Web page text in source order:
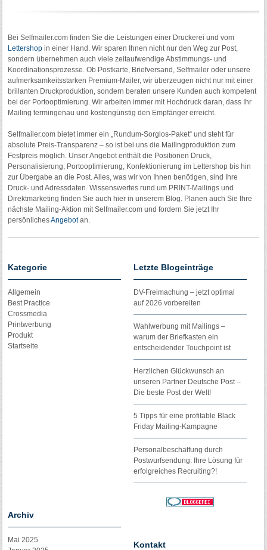
Bei Selfmailer.com finden Sie die Leistungen einer Druckerei und vom
Lettershop in einer Hand. Wir sparen Ihnen nicht nur den Weg zur Post,
sondern übernehmen auch viele zeitaufwendige Abstimmungs- und
Koordinationsprozesse. Ob Postkarte, Briefversand, Selfmailer oder unsere
aufmerksamkeitsstarken Premium-Mailer, wir überzeugen nicht nur mit einer
brillanten Druckproduktion, sondern beraten unsere Kunden auch kompetent
bei der Portooptimierung. Wir arbeiten immer mit Hochdruck daran, dass Ihr
Mailing termingenau und kostengünstig den Empfänger erreicht.
Selfmailer.com bietet immer ein „Rundum-Sorglos-Paket“ und steht für
absolute Preis-Transparenz – so ist bei uns die Mailingproduktion zum
Festpreis möglich. Unser Angebot enthält die Positionen Druck,
Personalisierung, Portooptimierung, Konfektionierung im Lettershop bis hin
zur Übergabe an die Post. Alles, was wir von Ihnen benötigen, sind Ihre
Druck- und Adressdaten. Wissenswertes rund um PRINT-Mailings und
Direktmarketing finden Sie auch hier in unserem Blog. Planen auch Sie Ihre
nächste Mailing-Aktion mit Selfmailer.com und fordern Sie jetzt Ihr
persönlichesAngebotan.
Kategorie
Allgemein
Best Practice
Crossmedia
Printwerbung
Produkt
Startseite
Letzte Blogeinträge
DV-Freimachung – jetzt optimal
auf 2026 vorbereiten
Wahlwerbung mit Mailings –
warum der Briefkasten ein
entscheidender Touchpoint ist
Herzlichen Glückwunsch an
unseren Partner Deutsche Post –
Die beste Post der Welt!
5 Tipps für eine profitable Black
Friday Mailing-Kampagne
Personalbeschaffung durch
Postwurfsendung: Ihre Lösung für
erfolgreiches Recruiting?!
Archiv
Mai 2025
Kontakt